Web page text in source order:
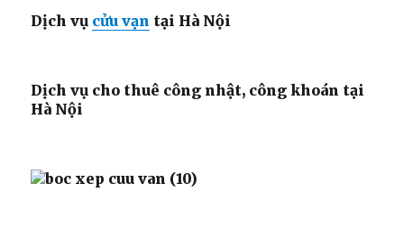
Dịch vụ cửu vạn tại Hà Nội
Dịch vụ cho thuê công nhật, công khoán tại
Hà Nội